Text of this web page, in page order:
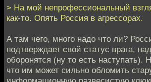
> На мой непрофессиональный
как-то. Опять Россия в агрессорах.
А там чего, много надо что ли?
подтверждает свой статус врага,
оборонятся (ну то есть наступать).
что им может сильно обломить